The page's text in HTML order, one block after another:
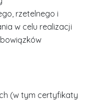
rzetelnego i
w celu realizacji
(w tym certyfikaty